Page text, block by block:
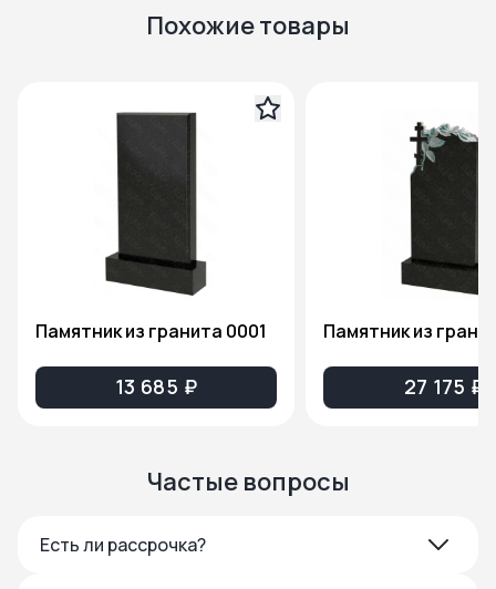
Похожие товары
Памятник из гранита 0001
13 685 ₽ 27 175 ₽
Частые вопросы
Есть ли рассрочка?